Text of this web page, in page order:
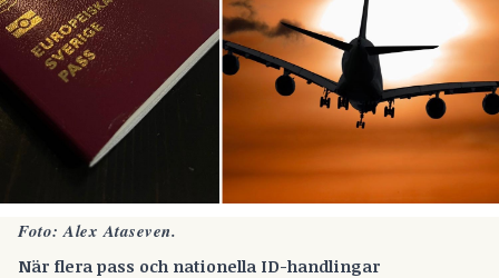
Foto: Alex Ataseven.
När flera pass och nationella ID-handlingar